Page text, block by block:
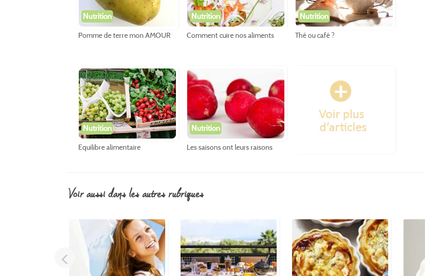
Nutrition
Pomme de terre mon AMOUR
Nutrition
Comment cuire nos aliments
Nutrition
Thé ou café ?
Nutrition
Equilibre alimentaire
Nutrition
Les saisons ont leurs raisons
voir aussi dans les autres rubriques
<